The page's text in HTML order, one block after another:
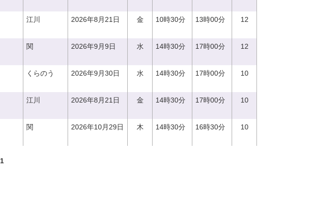
江川 2026年8月21日 金 10時30分 13時00分 12
関 2026年9月9日 水 14時30分 17時00分 12
くらのう 2026年9月30日 水 14時30分 17時00分 10
江川 2026年8月21日 金 14時30分 17時00分 10
関 2026年10月29日 木 14時30分 16時30分 10
1